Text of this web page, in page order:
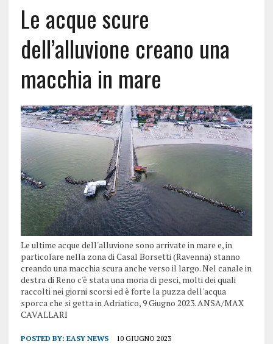
Le acque scure
dell’alluvione creano una
macchia in mare
Le ultime acque dell'alluvione sono arrivate in mare e, in
particolare nella zona di Casal Borsetti (Ravenna) stanno
creando una macchia scura anche verso il largo. Nel canale in
destra di Reno c'è stata una moria di pesci, molti dei quali
raccolti nei giorni scorsi ed è forte la puzza dell'acqua
sporca che si getta in Adriatico, 9 Giugno 2023. ANSA/MAX
CAVALLARI
POSTED BY: EASY NEWS 10 GIUGNO 2023